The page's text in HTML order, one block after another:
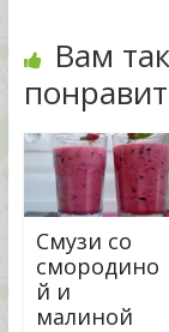
Вам
Смузи со
смородино
й и
малиной